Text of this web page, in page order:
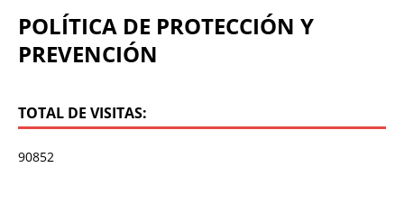
POLÍTICA DE PROTECCIÓN Y
PREVENCIÓN
TOTAL DE VISITAS:
90852